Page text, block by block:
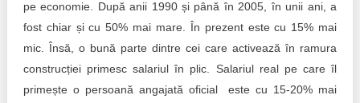
pe economie. După anii 1990 și până în 2005, în unii ani, a
fost chiar și cu 50% mai mare. În prezent este cu 15% mai
mic. Însă, o bună parte dintre cei care activează în ramura
construcției primesc salariul în plic. Salariul real pe care îl
primește o persoană angajată oficial este cu 15-20% mai